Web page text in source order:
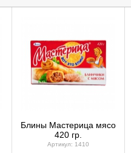
Блины Мастерица мясо
420 гр.
Артикул: 1410